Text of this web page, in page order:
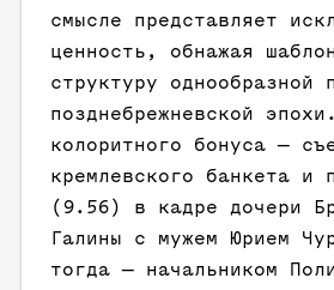
смысле представляет
ценность, обнажая
структуру однообразной
позднебрежневской
колоритного бонуса —
кремлевского банкета и
(9.56) в кадре дочери
Галины с мужем Юрием
тогда — начальником